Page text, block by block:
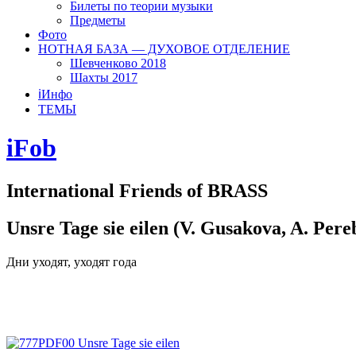
Билеты по теории музыки
Предметы
Фото
НОТНАЯ БАЗА — ДУХОВОЕ ОТДЕЛЕНИЕ
Шевченково 2018
Шахты 2017
ℹ️Инфо
ТЕМЫ
iFob
International Friends of BRASS
Unsre Tage sie eilen (V. Gusakova, A.
Дни уходят, уходят года
00 Unsre Tage sie eilen